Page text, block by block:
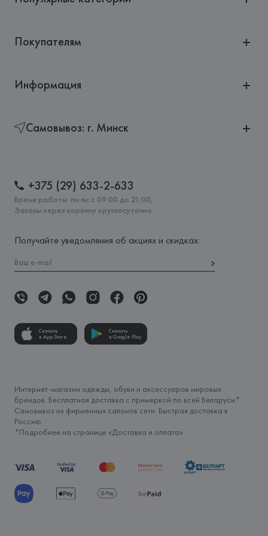
Покупателям
Информация
Самовывоз: г. Минск
+375 (29) 633-2-633
Время работы: пн-вс с 09:00 до 21:00,
Заказы через корзину круглосуточно
Получайте уведомления об акциях и скидках:
Скачать
в App Store
Скачать
в Google Play
Интернет-магазин одежды, обуви и аксессуаров мировых
брендов. Бесплатная доставка с примеркой по всей Беларуси*.
Самовывоз из фирменных салонов сети. Быстрая доставка в
Россию.
*Подробнее на странице «Доставка и оплата»